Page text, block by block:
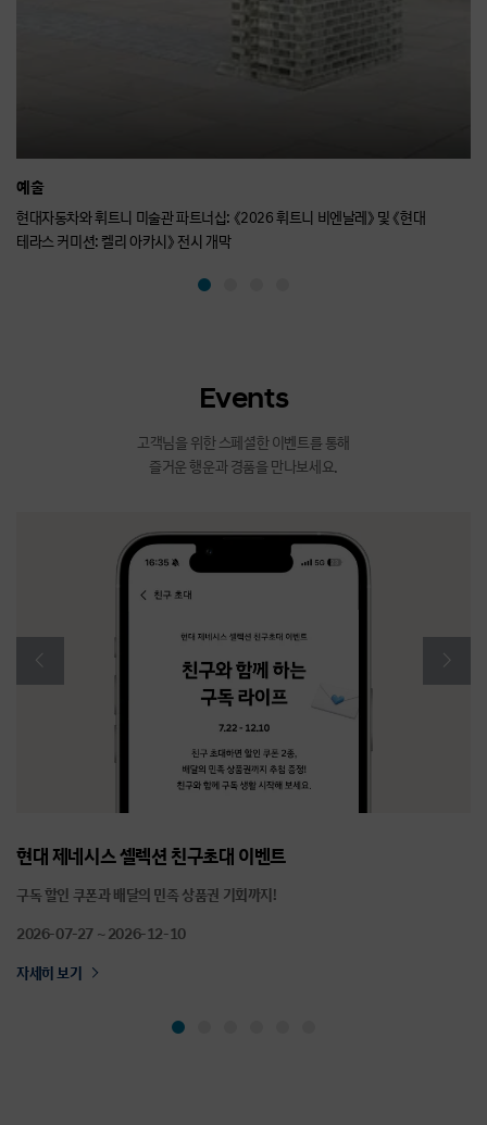
예술
현대자동차와 휘트니 미술관 파트너십: 《2026 휘트니 비엔날레》 및 《현대
테라스 커미션: 켈리 아카시》 전시 개막
Events
고객님을 위한 스페셜한 이벤트를 통해
즐거운 행운과 경품을 만나보세요.
현대 제네시스 셀렉션 친구초대 이벤트
구독 할인 쿠폰과 배달의 민족 상품권 기회까지!
2026-07-27 ~ 2026-12-10
자세히 보기